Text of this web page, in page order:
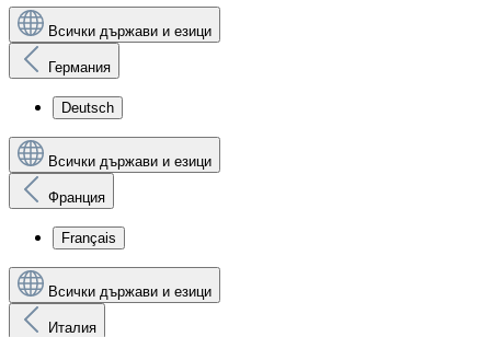
Всички държави и езици
Германия
Deutsch
Всички държави и езици
Франция
Français
Всички държави и езици
Италия